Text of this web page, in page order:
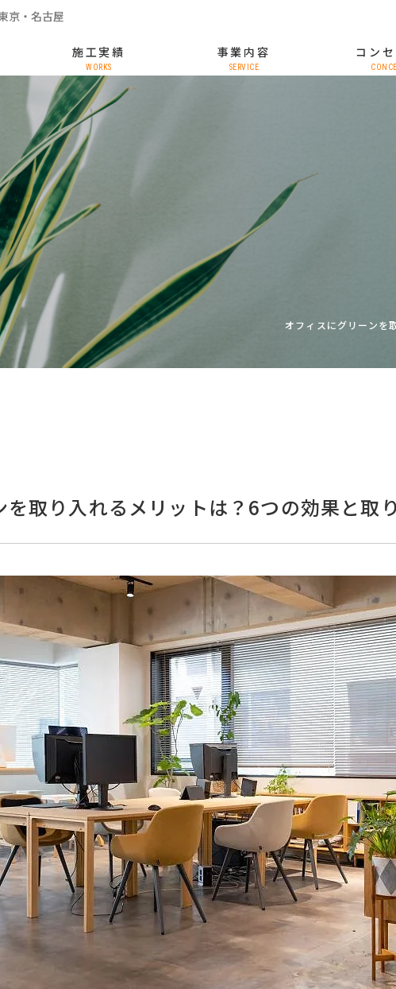
京・名古屋
施工実績
WORKS
事業内容
SERVICE
コン
オフィスにグリーンを
を取り入れるメリットは？6つの効果と取